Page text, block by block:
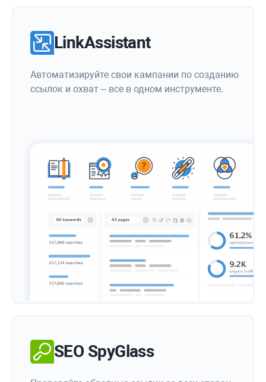
LinkAssistant
Автоматизируйте свои кампании по созданию
ссылок и охват – все в одном инструменте.
SEO SpyGlass